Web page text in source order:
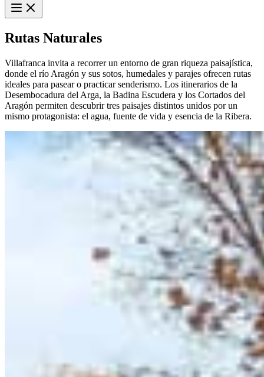
Rutas Naturales
Villafranca invita a recorrer un entorno de gran riqueza paisajística,
donde el río Aragón y sus sotos, humedales y parajes ofrecen rutas
ideales para pasear o practicar senderismo. Los itinerarios de la
Desembocadura del Arga, la Badina Escudera y los Cortados del
Aragón permiten descubrir tres paisajes distintos unidos por un
mismo protagonista: el agua, fuente de vida y esencia de la Ribera.